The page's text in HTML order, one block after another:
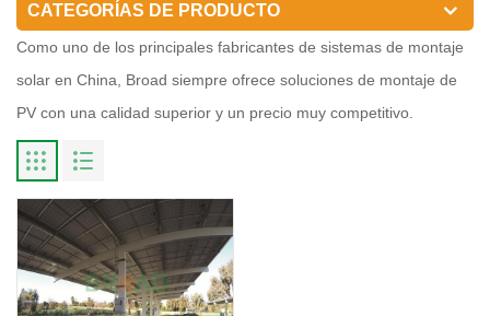
CATEGORÍAS DE PRODUCTO
Como uno de los principales fabricantes de sistemas de montaje
solar en China, Broad siempre ofrece soluciones de montaje de
PV con una calidad superior y un precio muy competitivo.